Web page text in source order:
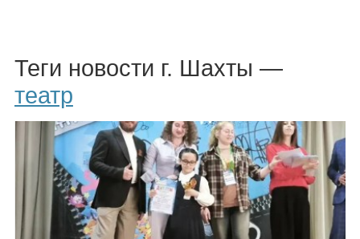
Афиша
Объявления
Каталог
Теги новости г. Шахты —
театр